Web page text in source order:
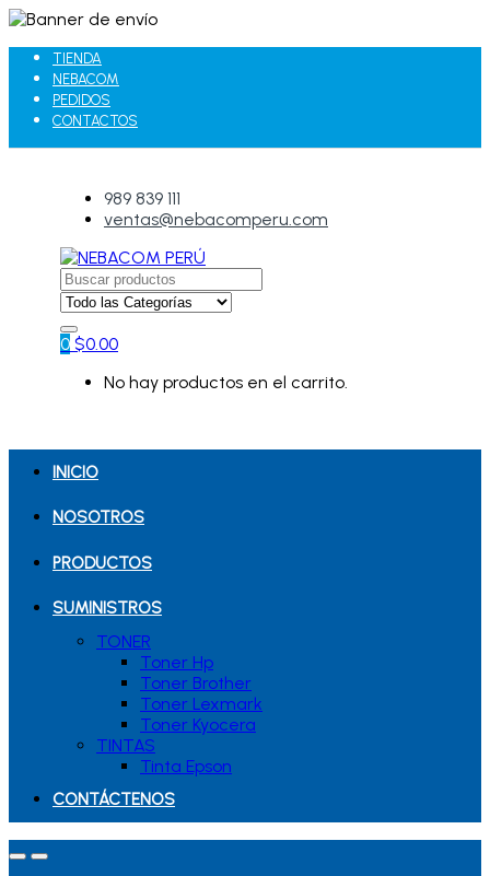
TIENDA
NEBACOM
PEDIDOS
CONTACTOS
989 839 111
ventas@nebacomperu.com
Search
for:
0 $0.00
No hay productos en el carrito.
INICIO
NOSOTROS
PRODUCTOS
SUMINISTROS
TONER
Toner Hp
Toner Brother
Toner Lexmark
Toner Kyocera
TINTAS
Tinta Epson
CONTÁCTENOS